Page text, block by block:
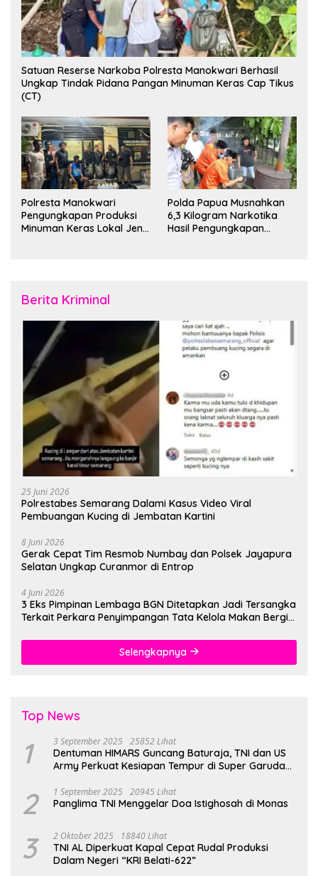
Satuan Reserse Narkoba Polresta Manokwari Berhasil
Ungkap Tindak Pidana Pangan Minuman Keras Cap Tikus
(CT)
Polresta Manokwari
Pengungkapan Produksi
Minuman Keras Lokal Jenis
Polda Papua Musnahkan
6,3 Kilogram Narkotika
Hasil Pengungkapan
Berita Kriminal
25 Juni 2026
Polrestabes Semarang Dalami Kasus Video Viral
Pembuangan Kucing di Jembatan Kartini
8 Juni 2026
Gerak Cepat Tim Resmob Numbay dan Polsek Jayapura
Selatan Ungkap Curanmor di Entrop
4 Juni 2026
3 Eks Pimpinan Lembaga BGN Ditetapkan Jadi Tersangka
Terkait Perkara Penyimpangan Tata Kelola Makan Bergizi
Selengkapnya
Top News
1 3 September 2025 25852 Lihat
Dentuman HIMARS Guncang Baturaja, TNI dan US
Army Perkuat Kesiapan Tempur di Super Garuda
2 1 September 2025 20945 Lihat
Panglima TNI Menggelar Doa Istighosah di Monas
3 2 Oktober 2025 18840 Lihat
TNI AL Diperkuat Kapal Cepat Rudal Produksi
Dalam Negeri “KRI Belati-622”